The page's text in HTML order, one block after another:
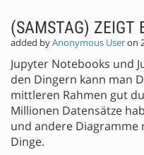
(SAMSTAG) ZEIGT
added byAnonymous Useron
Jupyter Notebooks und
den Dingern kann man
mittleren Rahmen gut
Millionen Datensätze
und andere Diagramme
Dinge.